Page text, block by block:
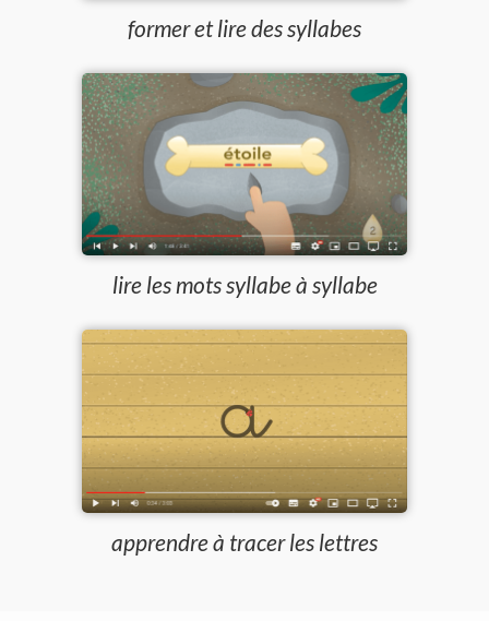
former et lire des syllabes
lire les mots syllabe à syllabe
apprendre à tracer les lettres